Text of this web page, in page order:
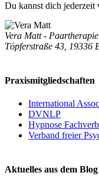
Du kannst dich jederzeit
Vera Matt - Paartherapie
Töpferstraße 43, 19336
Praxismitgliedschaften
International
DVNLP
Hypnose
Verband freier
Aktuelles aus dem Blog